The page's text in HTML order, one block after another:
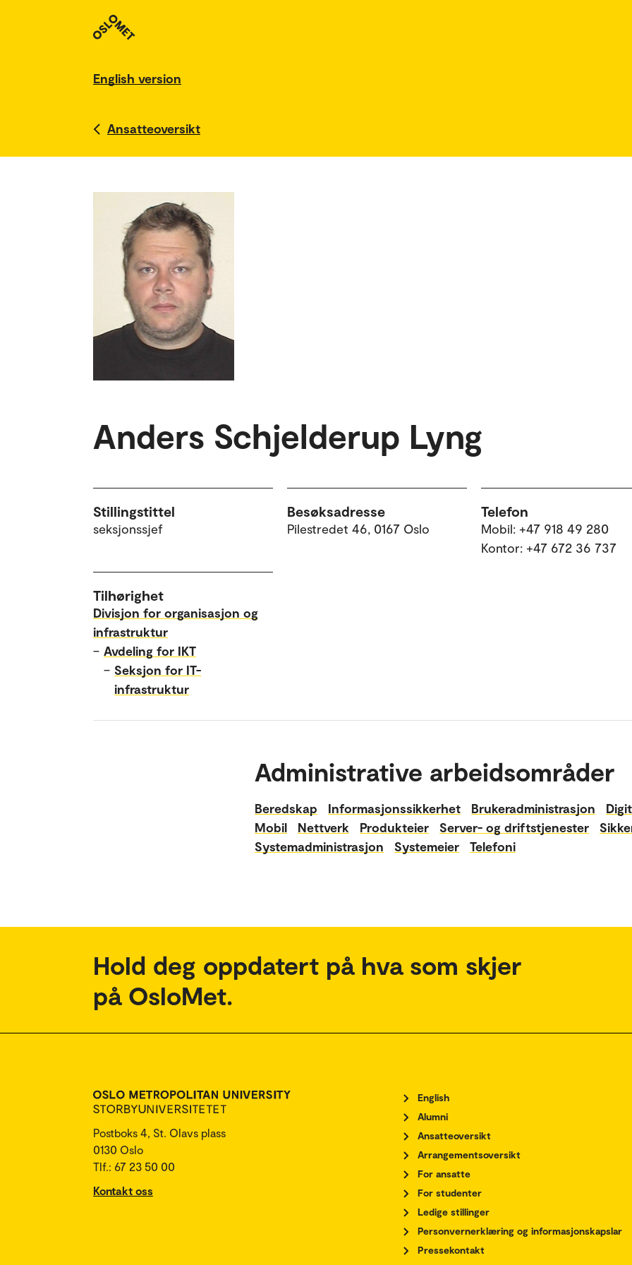
English version
Ansatteoversikt
Anders Schjelderup Lyng
Stillingstittel
seksjonssjef
Besøksadresse
Pilestredet 46, 0167 Oslo
Telefon
Mobil: +47 918 49 280
Kontor: +47 672 36 737
Tilhørighet
Divisjon for organisasjon og
infrastruktur
– Avdeling for IKT
– Seksjon for IT-
infrastruktur
Administrative arbeidsområder
Beredskap Informasjonssikkerhet Brukeradministrasjon
Mobil
Nettverk Produkteier Server- og driftstjenester
Systemadministrasjon
Systemeier Telefoni
Hold deg oppdatert på hva som skjer
på OsloMet.
Postboks 4, St. Olavs plass
0130 Oslo
Tlf.: 67 23 50 00
Kontakt oss
English
Alumni
Ansatteoversikt
Arrangementsoversikt
For ansatte
For studenter
Ledige stillinger
Personvernerklæring og informasjonskapslar
Pressekontakt